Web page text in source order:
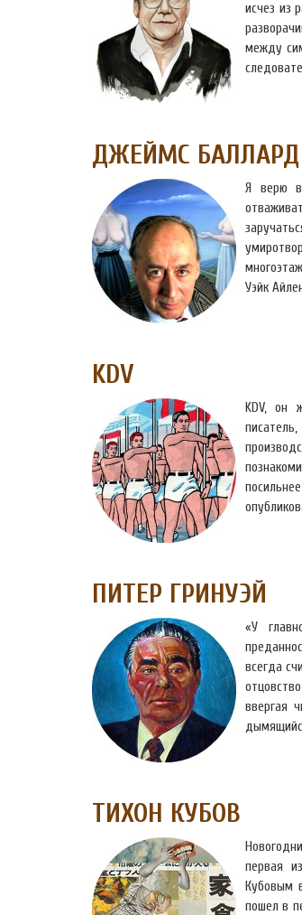
исчез из
между
ДЖЕЙМС БАЛЛАРД
Я верю в
Уэйк
KDV
KDV, он
ПИТЕР ГРИНУЭЙ
«У
всегда
ввергая
ТИХОН КУБОВ
первая
Кубовым
пошел в